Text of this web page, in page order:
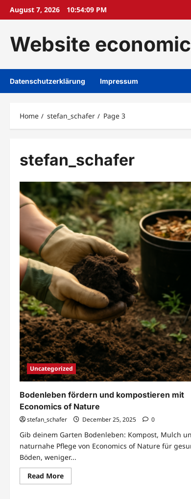
SkipAugust 7, 2026 10:54:11 PM
Website
Datenschutzerklärung Impressum
Home stefan_schafer Page 3
stefan_schafer
Uncategorized
Bodenleben fördern und kompostieren mit
Economics of Nature
stefan_schafer December 25, 2025 0
Gib deinem Garten Bodenleben: Kompost, Mulch
naturnahe Pflege von Economics of Nature für
Böden, weniger...
Read MoreRead
more